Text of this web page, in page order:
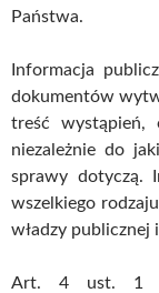
Państwa.
Informacja
dokumentów
treść wystąpień,
niezależnie do
sprawy dotyczą.
wszelkiego
władzy publicznej
Art. 4 ust. 1